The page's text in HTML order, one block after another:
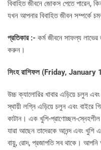
বিবাহিত জীবনে জোকস পেতে
যখন আপনার বিবাহিত জীবন সম্পর্কে
প্রতিকার :- কর্ম জীবনে সাফল্য
করুন।
সিংহ রাশিফল (Friday, January
উচ্চ ক্যালোরির খাবার এড়িয়ে চলুন
স্থায়ী লগ্নি এড়িয়ে চলুন এবং বাইরে
কাটান। এক খুশি-প্রাণোচ্ছল-
যারা আছেন তাদেরকে আনন্দ এবং খুশি
বায়ু, রোদ, প্রজাপতি সব থাকে।